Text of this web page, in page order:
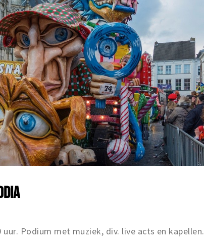
Podium met muziek, div. live acts en kapellen.